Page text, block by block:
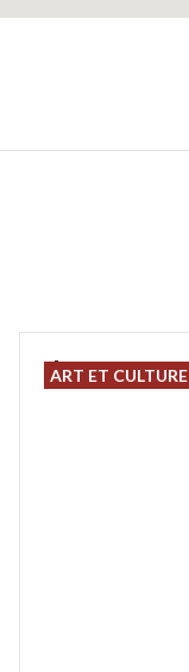
IlMostasù
ART ET CULTURE